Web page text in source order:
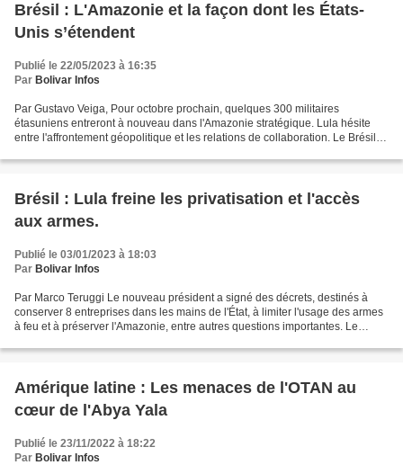
Brésil : L'Amazonie et la façon dont les États-
Unis s’étendent
Publié le 22/05/2023 à 16:35
Par Bolivar Infos
Par Gustavo Veiga, Pour octobre prochain, quelques 300 militaires
étasuniens entreront à nouveau dans l'Amazonie stratégique. Lula hésite
entre l'affrontement géopolitique et les relations de collaboration. Le Brésil a
Brésil : Lula freine les privatisation et l'accès
aux armes.
Publié le 03/01/2023 à 18:03
Par Bolivar Infos
Par Marco Teruggi Le nouveau président a signé des décrets, destinés à
conserver 8 entreprises dans les mains de l'État, à limiter l'usage des armes
à feu et à préserver l'Amazonie, entre autres questions importantes. Le
Amérique latine : Les menaces de l'OTAN au
cœur de l'Abya Yala
Publié le 23/11/2022 à 18:22
Par Bolivar Infos